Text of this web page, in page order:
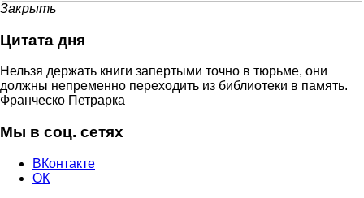
Закрыть
Цитата дня
Нельзя держать книги запертыми точно в тюрьме, они
должны непременно переходить из библиотеки в память.
Франческо Петрарка
Мы в соц. сетях
ВКонтакте
ОК